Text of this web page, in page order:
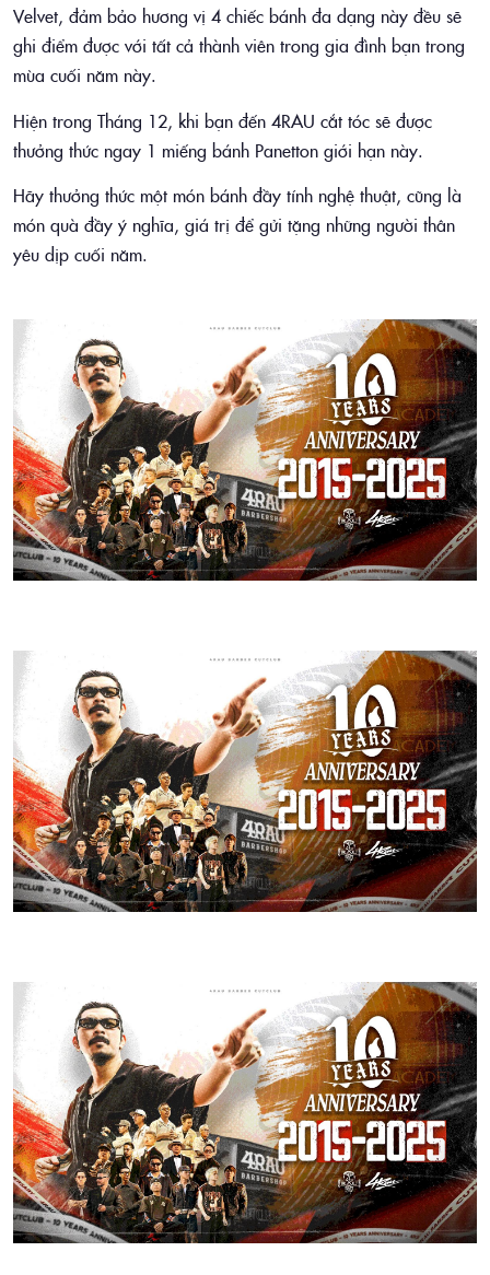
Velvet, đảm bảo hương vị 4 chiếc bánh đa dạng này đều sẽ
ghi điểm được với tất cả thành viên trong gia đình bạn trong
mùa cuối năm này.
Hiện trong Tháng 12, khi bạn đến 4RAU cắt tóc sẽ được
thưởng thức ngay 1 miếng bánh Panetton giới hạn này.
Hãy thưởng thức một món bánh đầy tính nghệ thuật, cũng là
món quà đầy ý nghĩa, giá trị để gửi tặng những người thân
yêu dịp cuối năm.